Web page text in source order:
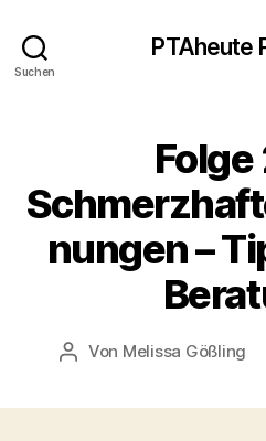
Suchen
PTAheute
Folge
nungen –
Beitragsautor
Von Melissa Gößling